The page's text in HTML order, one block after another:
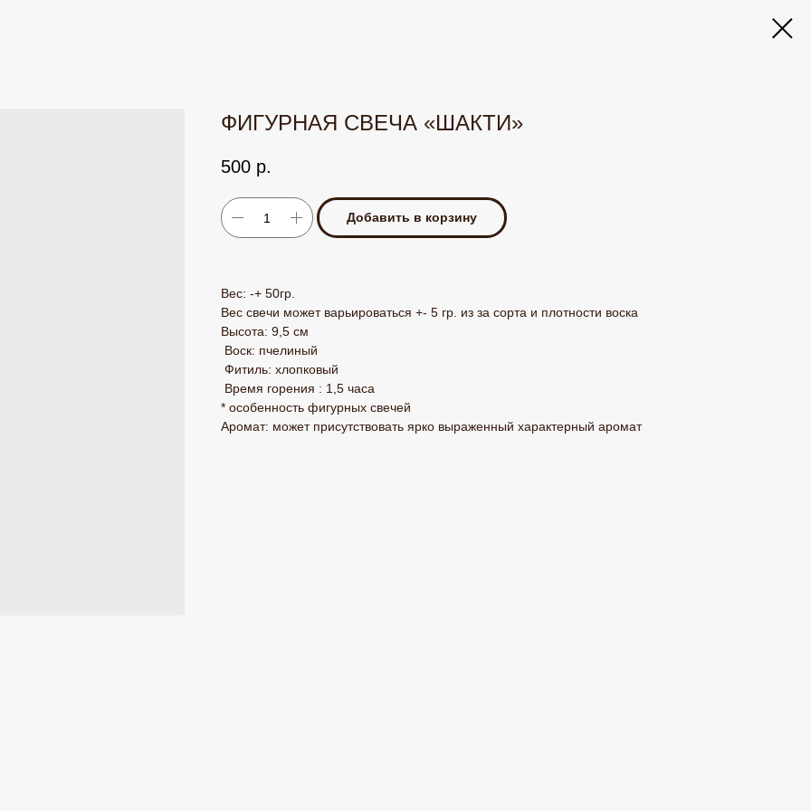
ФИГУРНАЯ СВЕЧА «ШАКТИ»
500 р.
Добавить в корзину
Вес: -+ 50гр.
Вес свечи может варьироваться +- 5 гр. из за сорта и плотности воска
Высота: 9,5 см
Воск: пчелиный
Фитиль: хлопковый
Время горения : 1,5 часа
* особенность фигурных свечей
Аромат: может присутствовать ярко выраженный характерный аромат